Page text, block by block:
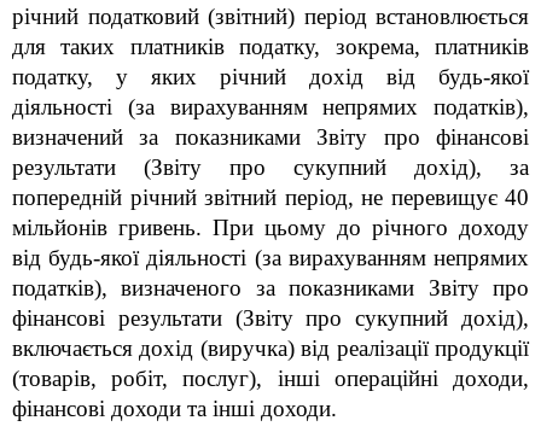
річний податковий (звітний) період встановлюється
для таких платників податку, зокрема, платників
податку, у яких річний дохід від будь-якої
діяльності (за вирахуванням непрямих податків),
визначений за показниками Звіту про фінансові
результати (Звіту про сукупний дохід), за
попередній річний звітний період, не перевищує 40
мільйонів гривень. При цьому до річного доходу
від будь-якої діяльності (за вирахуванням непрямих
податків), визначеного за показниками Звіту про
фінансові результати (Звіту про сукупний дохід),
включається дохід (виручка) від реалізації продукції
(товарів, робіт, послуг), інші операційні доходи,
фінансові доходи та інші доходи.